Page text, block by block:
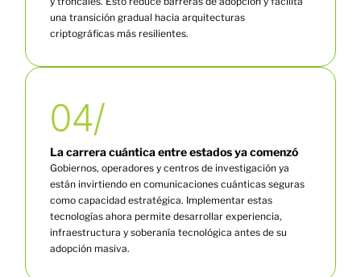
una transición gradual hacia arquitecturas
criptográficas más resilientes.
04/
La carrera cuántica entre estados ya comenzó
Gobiernos, operadores y centros de investigación ya
están invirtiendo en comunicaciones cuánticas seguras
como capacidad estratégica. Implementar estas
tecnologías ahora permite desarrollar experiencia,
infraestructura y soberanía tecnológica antes de su
adopción masiva.